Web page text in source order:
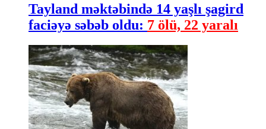
Tayland məktəbində 14 yaşlı şagird
faciəyə səbəb oldu: 7 ölü, 22 yaralı